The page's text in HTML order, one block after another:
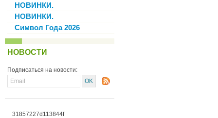
НОВИНКИ.
НОВИНКИ.
Символ Года 2026
НОВОСТИ
Подписаться на новости:
31857227d113844f